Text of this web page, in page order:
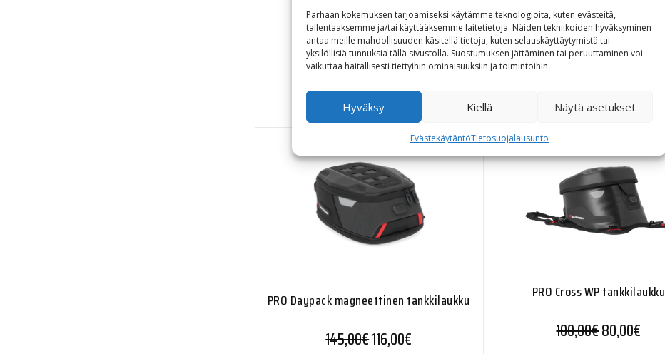
Parhaan kokemuksen tarjoamiseksi käytämme teknologioita, kuten evästeitä,
tallentaaksemme ja/tai käyttääksemme laitetietoja. Näiden tekniikoiden hyväksyminen
antaa meille mahdollisuuden käsitellä tietoja, kuten selauskäyttäytymistä tai
yksilöllisiä tunnuksia tällä sivustolla. Suostumuksen jättäminen tai peruuttaminen voi
vaikuttaa haitallisesti tiettyihin ominaisuuksiin ja toimintoihin.
Hyväksy Kiellä Näytä asetukset
EvästekäytäntöTietosuojalausunto
PRO Engage tankkilaukku
170,00€136,00€
PRO Yukon WP tankkilaukku
160,00€128,00€
PRO Daypack magneettinen tankkilaukku
145,00€116,00€
PRO Cross WP tankkilaukku
100,00€80,00€